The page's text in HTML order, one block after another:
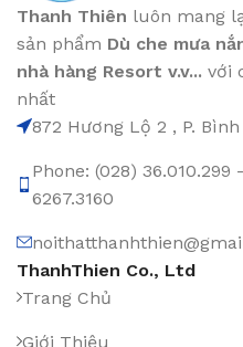
Thanh Thiên luôn mang
sản phẩm Dù che mưa
nhà hàng Resort v.v... với
nhất
872 Hương Lộ 2 , P.
Phone: (028) 36.010.299
6267.3160
ThanhThien Co., Ltd
Trang Chủ
Giới Thiệu